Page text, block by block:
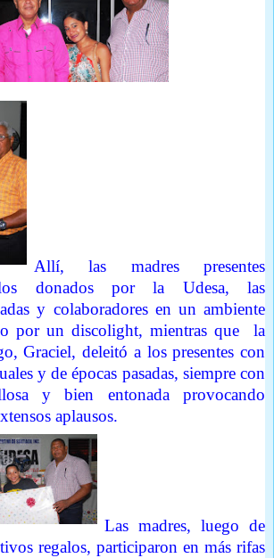
Allí, las madres presentes
donados por la Udesa, las
y colaboradores en un ambiente
por un discolight, mientras que la
Graciel, deleitó a los presentes con
y de épocas pasadas, siempre con
y bien entonada provocando
aplausos.
Las madres, luego de
regalos, participaron en más rifas